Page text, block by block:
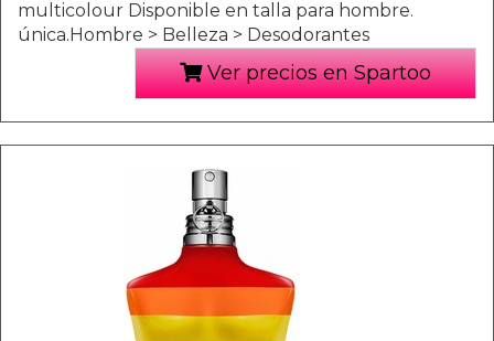
multicolour Disponible en talla para hombre.
única.Hombre > Belleza > Desodorantes
Ver precios en Spartoo